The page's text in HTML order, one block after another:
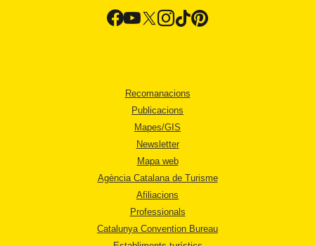
Recomanacions
Publicacions
Mapes/GIS
Newsletter
Mapa web
Agència Catalana de Turisme
Afiliacions
Professionals
Catalunya Convention Bureau